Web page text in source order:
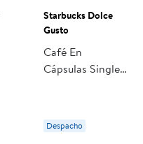
Starbucks Dolce
Gusto
Café En
Cápsulas Single-
Tazas 66 g
Starbucks Dolce
Despacho